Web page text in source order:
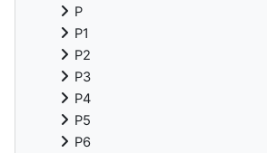
P
P1
P2
P3
P4
P5
P6